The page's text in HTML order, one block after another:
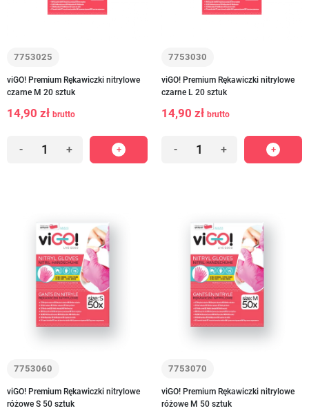
7753025
viGO! Premium Rękawiczki nitrylowe
czarne M 20 sztuk
14,90 zł brutto
- +
7753030
viGO! Premium Rękawiczki nitrylowe
czarne L 20 sztuk
14,90 zł brutto
- +
7753060
viGO! Premium Rękawiczki nitrylowe
różowe S 50 sztuk
7753070
viGO! Premium Rękawiczki nitrylowe
różowe M 50 sztuk